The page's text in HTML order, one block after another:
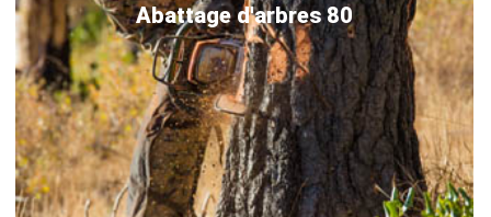
Abattage d'arbres 80